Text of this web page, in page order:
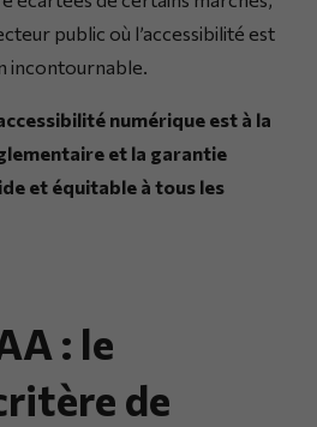
public où l’accessibilité est
incontournable.
numérique est à la
et la garantie
et équitable à tous les
: le
de